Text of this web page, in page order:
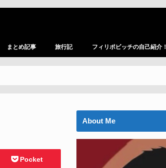
まとめ記事 旅行記 フィリポビッチの自己紹介！
Pocket
About Me